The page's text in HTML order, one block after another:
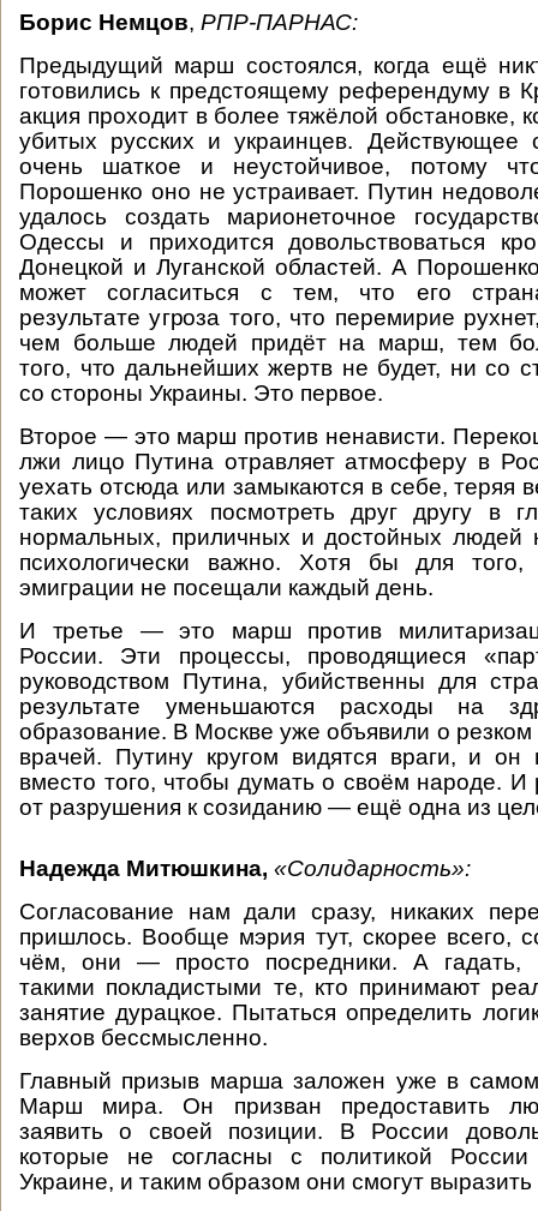
Борис Немцов, РПР-ПАРНАС:
Предыдущий марш состоялся, когда ещё
готовились к предстоящему референдуму в
акция проходит в более тяжёлой обстановке,
убитых русских и украинцев. Действующее
очень шаткое и неустойчивое, потому
Порошенко оно не устраивает. Путин
удалось создать марионеточное
Одессы и приходится довольствоваться
Донецкой и Луганской областей. А
может согласиться с тем, что его
результате угроза того, что перемирие
чем больше людей придёт на марш, тем
того, что дальнейших жертв не будет, ни со
со стороны Украины. Это первое.
Второе — это марш против ненависти.
лжи лицо Путина отравляет атмосферу в
уехать отсюда или замыкаются в себе, теряя
таких условиях посмотреть друг другу в
нормальных, приличных и достойных
психологически важно. Хотя бы для
эмиграции не посещали каждый день.
И третье — это марш против
России. Эти процессы, проводящиеся
руководством Путина, убийственны для
результате уменьшаются расходы на
образование. В Москве уже объявили о
врачей. Путину кругом видятся враги, и он
вместо того, чтобы думать о своём народе. И
от разрушения к созиданию — ещё одна из
Надежда Митюшкина, «Солидарность»:
Согласование нам дали сразу, никаких
пришлось. Вообще мэрия тут, скорее всего,
чём, они — просто посредники. А гадать,
такими покладистыми те, кто принимают
занятие дурацкое. Пытаться определить
верхов бессмысленно.
Главный призыв марша заложен уже в
Марш мира. Он призван предоставить
заявить о своей позиции. В России
которые не согласны с политикой
Украине, и таким образом они смогут выразить